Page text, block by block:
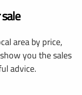
area by price,
you the sales
advice.